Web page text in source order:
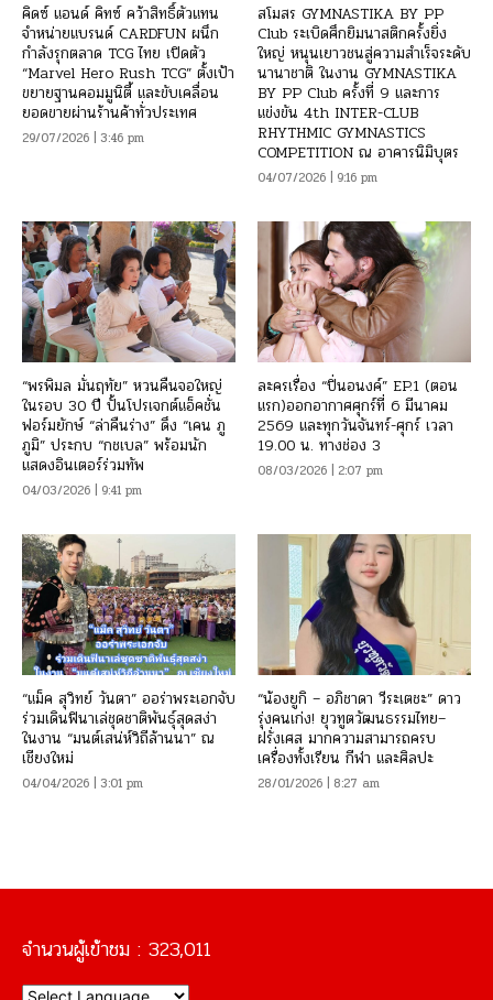
คิดซ์ แอนด์ คิทซ์ คว้าสิทธิ์ตัวแทน
จำหน่ายแบรนด์ CARDFUN ผนึก
กำลังรุกตลาด TCG ไทย เปิดตัว
“Marvel Hero Rush TCG” ตั้งเป้า
ขยายฐานคอมมูนิตี้ และขับเคลื่อน
ยอดขายผ่านร้านค้าทั่วประเทศ
29/07/2026 | 3:46 pm
สโมสร GYMNASTIKA BY PP
Club ระเบิดศึกยิมนาสติกครั้งยิ่ง
ใหญ่ หนุนเยาวชนสู่ความสำเร็จระดับ
นานาชาติ ในงาน GYMNASTIKA
BY PP Club ครั้งที่ 9 และการ
แข่งขัน 4th INTER-CLUB
RHYTHMIC GYMNASTICS
COMPETITION ณ อาคารนิมิบุตร
04/07/2026 | 9:16 pm
“พรพิมล มั่นฤทัย” หวนคืนจอใหญ่
ในรอบ 30 ปี ปั้นโปรเจกต์แอ็คชั่น
ฟอร์มยักษ์ “ล่าคืนร่าง” ดึง “เคน ภู
ภูมิ” ประกบ “กชเบล” พร้อมนัก
แสดงอินเตอร์ร่วมทัพ
04/03/2026 | 9:41 pm
ละครเรื่อง “ปิ่นอนงค์” EP.1 (ตอน
แรก)ออกอากาศศุกร์ที่ 6 มีนาคม
2569 และทุกวันจันทร์-ศุกร์ เวลา
19.00 น. ทางช่อง 3
08/03/2026 | 2:07 pm
“แม็ค สุวิทย์ วันตา” ออร่าพระเอกจับ
ร่วมเดินฟินาเล่ชุดชาติพันธุ์สุดสง่า
ในงาน “มนต์เสน่ห์วิถีล้านนา” ณ
เชียงใหม่
04/04/2026 | 3:01 pm
“น้องยูกิ – อภิชาดา วีระเตชะ” ดาว
รุ่งคนเก่ง! ยุวทูตวัฒนธรรมไทย–
ฝรั่งเศส มากความสามารถครบ
เครื่องทั้งเรียน กีฬา และศิลปะ
28/01/2026 | 8:27 am
จำนวนผู้เข้าชม : 323,011